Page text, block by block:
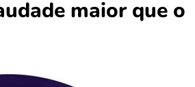
maior que o